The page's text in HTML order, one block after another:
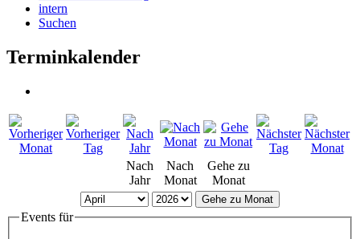
intern
Suchen
Terminkalender
Nach
Jahr
Nach
Monat
Gehe zu
Monat
Gehe zu Monat
Events für